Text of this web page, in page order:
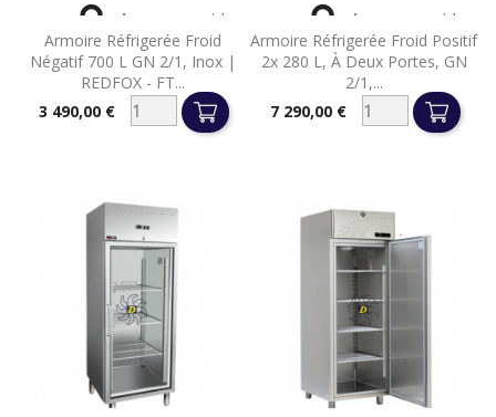
Armoire Réfrigerée Froid
Négatif 700 L GN 2/1, Inox |
REDFOX - FT...
Prix3 490,00 €
 Aperçu rapide
Armoire Réfrigerée Froid Positif
2x 280 L, À Deux Portes, GN
2/1,...
Prix7 290,00 €
 Aperçu rapide